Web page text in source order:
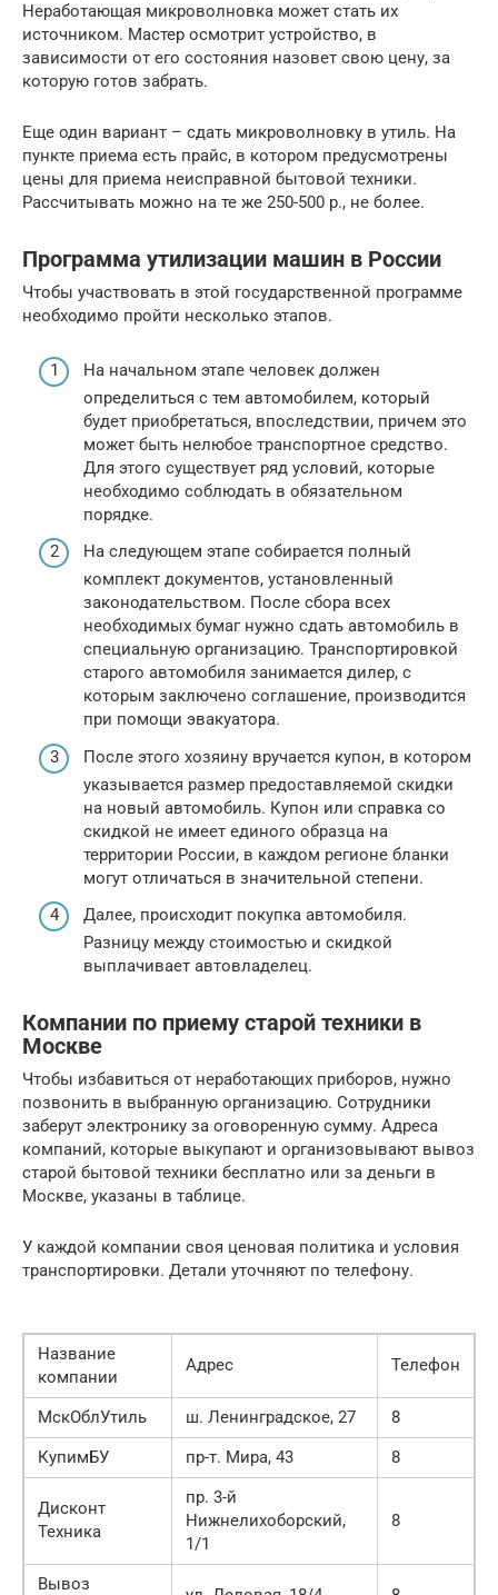
Неработающая микроволновка может стать их
источником. Мастер осмотрит устройство, в
зависимости от его состояния назовет свою цену, за
которую готов забрать.
Еще один вариант – сдать микроволновку в утиль. На
пункте приема есть прайс, в котором предусмотрены
цены для приема неисправной бытовой техники.
Рассчитывать можно на те же 250-500 р., не более.
Программа утилизации машин в России
Чтобы участвовать в этой государственной программе
необходимо пройти несколько этапов.
На начальном этапе человек должен
определиться с тем автомобилем, который
будет приобретаться, впоследствии, причем это
может быть нелюбое транспортное средство.
Для этого существует ряд условий, которые
необходимо соблюдать в обязательном
порядке.
На следующем этапе собирается полный
комплект документов, установленный
законодательством. После сбора всех
необходимых бумаг нужно сдать автомобиль в
специальную организацию. Транспортировкой
старого автомобиля занимается дилер, с
которым заключено соглашение, производится
при помощи эвакуатора.
После этого хозяину вручается купон, в котором
указывается размер предоставляемой скидки
на новый автомобиль. Купон или справка со
скидкой не имеет единого образца на
территории России, в каждом регионе бланки
могут отличаться в значительной степени.
Далее, происходит покупка автомобиля.
Разницу между стоимостью и скидкой
выплачивает автовладелец.
Компании по приему старой техники в
Москве
Чтобы избавиться от неработающих приборов, нужно
позвонить в выбранную организацию. Сотрудники
заберут электронику за оговоренную сумму. Адреса
компаний, которые выкупают и организовывают вывоз
старой бытовой техники бесплатно или за деньги в
Москве, указаны в таблице.
У каждой компании своя ценовая политика и условия
транспортировки. Детали уточняют по телефону.
Название
компании
Адрес Телефон
МскОблУтиль ш. Ленинградское, 27
8
КупимБУ
пр-т. Мира, 43 8
Дисконт
Техника
пр. 3-й
Нижнелихоборский,
1/1
8
Вывоз